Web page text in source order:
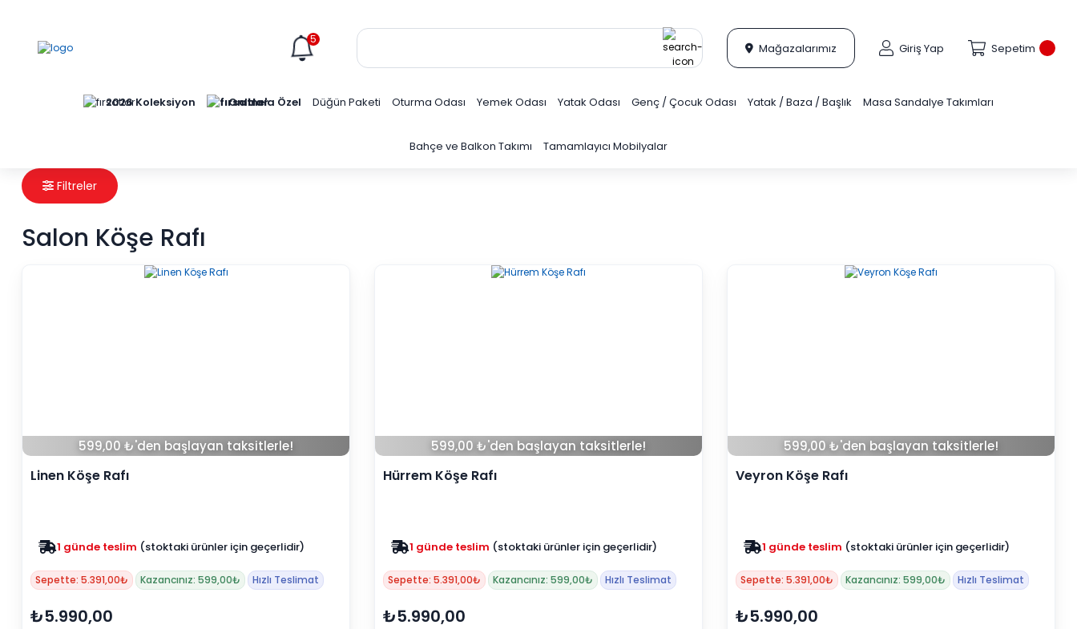
5
Mağazalarımız Giriş Yap Sepetim
2026 Koleksiyon Online'a Özel Düğün Paketi Oturma Odası Yemek Odası Yatak Odası Genç / Çocuk Odası Yatak / Baza / Başlık Masa Sandalye Takımları
Bahçe ve Balkon Takımı Tamamlayıcı Mobilyalar
Filtreler
Salon Köşe Rafı
599,00 ₺'den başlayan taksitlerle!
Linen Köşe Rafı
1 günde teslim (stoktaki ürünler için geçerlidir)
Zam yok
Sepette: 5.391,00₺ Kazancınız: 599,00₺ Hızlı Teslimat
₺5.990,00
599,00 ₺'den başlayan taksitlerle!
Hürrem Köşe Rafı
1 günde teslim (stoktaki ürünler için geçerlidir)
Zam yok
Sepette: 5.391,00₺ Kazancınız: 599,00₺ Hızlı Teslimat
₺5.990,00
599,00 ₺'den başlayan taksitlerle!
Veyron Köşe Rafı
1 günde teslim (stoktaki ürünler için geçerlidir)
Zam yok
Sepette: 5.391,00₺ Kazancınız: 599,00₺ Hızlı Teslimat
₺5.990,00